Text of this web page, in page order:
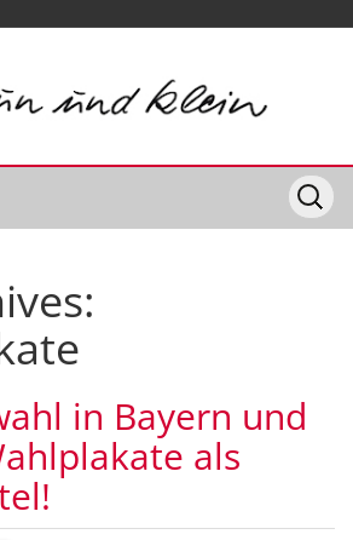
in Bayern und
als